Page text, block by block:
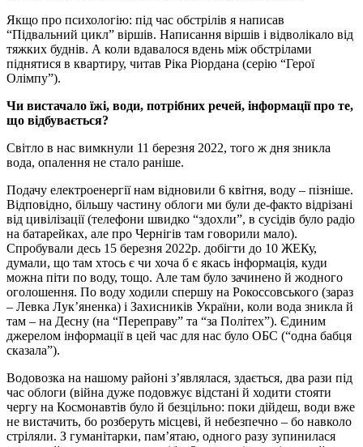
Якщо про психологію: під час обстрілів я написав
“Підвальний цикл” віршів. Написання віршів і відволікало від
тяжких буднів. А коли вдавалося вдень між обстрілами
піднятися в квартиру, читав Ріка Ріордана (серію “Герої
Олімпу”).
Чи вистачало їжі, води, потрібних речей, інформації про те,
що відбувається?
Світло в нас вимкнули 11 березня 2022, того ж дня зникла
вода, опалення не стало раніше.
Подачу електроенергії нам відновили 6 квітня, воду – пізніше.
Відповідно, більшу частину облоги ми були де-факто відрізані
від цивілізації (телефони швидко “здохли”, в сусідів було радіо
на батарейках, але про Чернігів там говорили мало).
Спробували десь 15 березня 2022p. добігти до 10 ЖЕКу,
думали, що там хтось є чи хоча б є якась інформація, куди
можна піти по воду, тощо. Але там було зачинено й жодного
оголошення. По воду ходили спершу на Рокоссовського (зараз
– Левка Лук’яненка) і Захисників України, коли вода зникла й
там – на Десну (на “Переправу” та “за Політех”). Єдиним
джерелом інформації в цей час для нас було ОБС (“одна бабця
сказала”).
Водовозка на нашому районі з’являлася, здається, два рази під
час облоги (війна дуже подовжує відстані й ходити стояти
чергу на Космонавтів було й безцільно: поки дійдеш, води вже
не вистачить, бо розберуть місцеві, й небезпечно – бо навколо
стріляли. З гуманітарки, пам’ятаю, одного разу зупинилася